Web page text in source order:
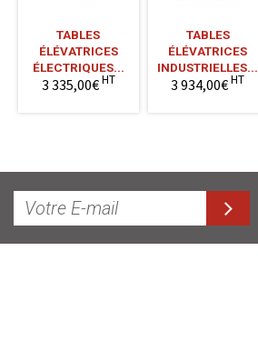
TABLES
ÉLÉVATRICES
ÉLECTRIQUES...
3 335,00€HT
TABLES
ÉLÉVATRICES
INDUSTRIELLES...
3 934,00€ HT